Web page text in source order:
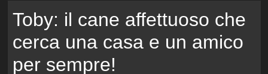
Toby: il cane affettuoso che
cerca una casa e un amico
per sempre!